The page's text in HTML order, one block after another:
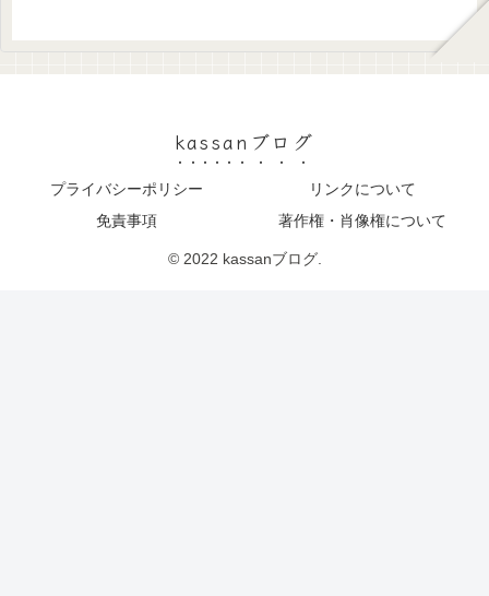
kassanブログ
プライバシーポリシー
リンクについて
免責事項
著作権・肖像権について
© 2022 kassanブログ.